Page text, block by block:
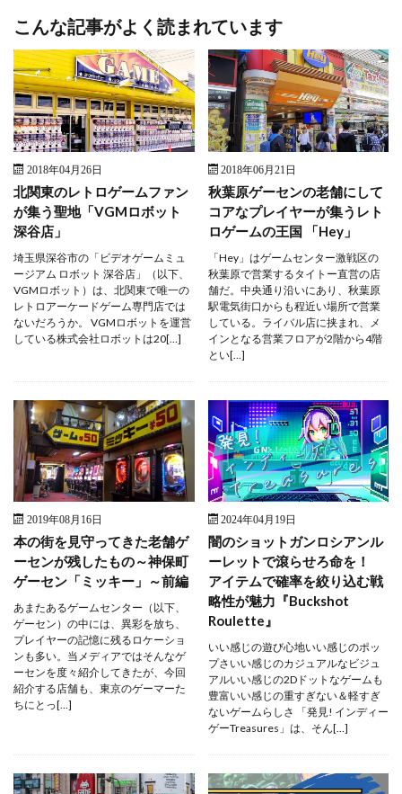
こんな記事がよく読まれています
2018年04月26日
北関東のレトロゲームファン
が集う聖地「VGMロボット
深谷店」
埼玉県深谷市の「ビデオゲームミュ
ージアム ロボット 深谷店」（以下、
VGMロボット）は、北関東で唯一の
レトロアーケードゲーム専門店では
ないだろうか。 VGMロボットを運営
している株式会社ロボットは20[…]
2018年06月21日
秋葉原ゲーセンの老舗にして
コアなプレイヤーが集うレト
ロゲームの王国 「Hey」
「Hey」はゲームセンター激戦区の
秋葉原で営業するタイトー直営の店
舗だ。中央通り沿いにあり、秋葉原
駅電気街口からも程近い場所で営業
している。ライバル店に挟まれ、メ
インとなる営業フロアが2階から4階
とい[…]
2019年08月16日
本の街を見守ってきた老舗ゲ
ーセンが残したもの～神保町
ゲーセン「ミッキー」～前編
あまたあるゲームセンター（以下、
ゲーセン）の中には、異彩を放ち、
プレイヤーの記憶に残るロケーショ
ンも多い。当メディアではそんなゲ
ーセンを度々紹介してきたが、今回
紹介する店舗も、東京のゲーマーた
ちにとっ[…]
2024年04月19日
闇のショットガンロシアンル
ーレットで滾らせろ命を！
アイテムで確率を絞り込む戦
略性が魅力『Buckshot
Roulette』
いい感じの遊び心地いい感じのポッ
プさいい感じのカジュアルなビジュ
アルいい感じの2Dドットなゲームも
豊富いい感じの重すぎない＆軽すぎ
ないゲームらしさ 「発見! インディー
ゲーTreasures」は、そん[…]